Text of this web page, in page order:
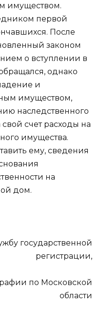
имуществом.
первой
После
законом
о вступлении в
однако
и
имуществом,
наследственного
счет расходы на
имущества.
ему, сведения
на
дом.
государственной
регистрации,
по Московской
области